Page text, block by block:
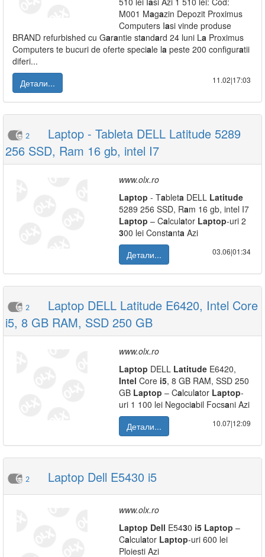
M001 Magazin Depozit Proximus
Computers Iasi vinde produse
BRAND refurbished cu Garantie standard 24 luni La Proximus
Computers te bucuri de oferte speciale la peste 200 configuratii
diferi...
Детали...
11.02|17:03
2
Laptop - Tableta DELL Latitude 5289
256 SSD, Ram 16 gb, intel I7
www.olx.ro
Laptop - Tableta DELL Latitude
5289 256 SSD, Ram 16 gb, intel I7
Laptop – Calculator Laptop-uri 2
300 lei Constanta Azi
Детали...
03.06|01:34
2
Laptop DELL Latitude E6420, Intel Core
i5, 8 GB RAM, SSD 250 GB
www.olx.ro
Laptop DELL Latitude E6420,
Intel Core i5, 8 GB RAM, SSD 250
GB Laptop – Calculator Laptop-
uri 1 100 lei Negociabil Focsani Azi
Детали...
10.07|12:09
2 Laptop Dell E5430 i5
www.olx.ro
Laptop Dell E5430 i5 Laptop –
Calculator Laptop-uri 600 lei
Ploiesti Azi